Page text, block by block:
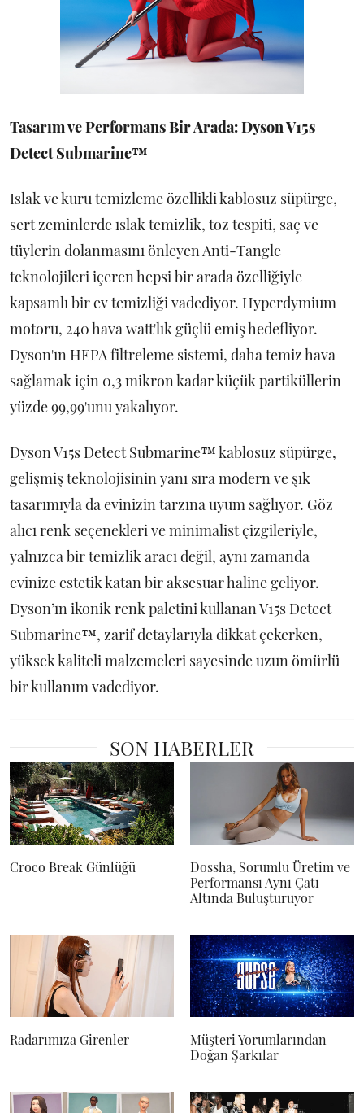
Tasarım ve Performans Bir Arada: Dyson V15s
Detect Submarine™
Islak ve kuru temizleme özellikli kablosuz süpürge,
sert zeminlerde ıslak temizlik, toz tespiti, saç ve
tüylerin dolanmasını önleyen Anti-Tangle
teknolojileri içeren hepsi bir arada özelliğiyle
kapsamlı bir ev temizliği vadediyor. Hyperdymium
motoru, 240 hava watt'lık güçlü emiş hedefliyor.
Dyson'ın HEPA filtreleme sistemi, daha temiz hava
sağlamak için 0,3 mikron kadar küçük partiküllerin
yüzde 99,99'unu yakalıyor.
Dyson V15s Detect Submarine™ kablosuz süpürge,
gelişmiş teknolojisinin yanı sıra modern ve şık
tasarımıyla da evinizin tarzına uyum sağlıyor. Göz
alıcı renk seçenekleri ve minimalist çizgileriyle,
yalnızca bir temizlik aracı değil, aynı zamanda
evinize estetik katan bir aksesuar haline geliyor.
Dyson’ın ikonik renk paletini kullanan V15s Detect
Submarine™, zarif detaylarıyla dikkat çekerken,
yüksek kaliteli malzemeleri sayesinde uzun ömürlü
bir kullanım vadediyor.
SON HABERLER
Croco Break Günlüğü
Dossha, Sorumlu Üretim ve
Performansı Aynı Çatı
Altında Buluşturuyor
Radarımıza Girenler
Müşteri Yorumlarından
Doğan Şarkılar